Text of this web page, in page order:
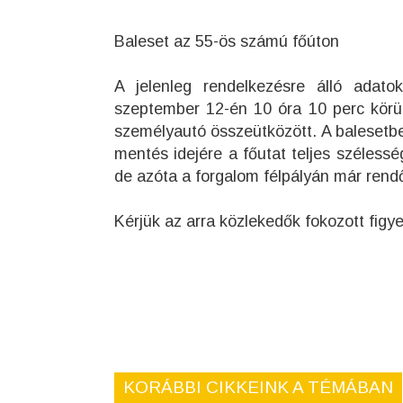
Baleset az 55-ös számú főúton
A jelenleg rendelkezésre álló
szeptember 12-én 10 óra 10 perc
személyautó összeütközött. A
mentés idejére a főutat teljes
de azóta a forgalom félpályán már
Kérjük az arra közlekedők fokozott
KORÁBBI CIKKEINK A TÉMÁBAN